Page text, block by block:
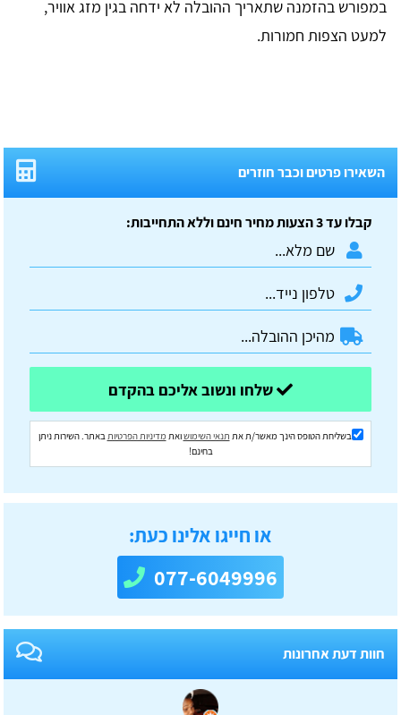
במפורש בהזמנה שתאריך ההובלה לא ידחה בגין מזג אוויר,
למעט הצפות חמורות.
השאירו פרטים וכבר חוזרים
קבלו עד 3 הצעות מחיר חינם וללא התחייבות:
בשליחת הטופס הינך מאשר/ת את תנאי השימושואת מדיניות הפרטיותבאתר. השירות ניתן
בחינם!
או חייגו אלינו כעת:
077-6049996
חוות דעת אחרונות